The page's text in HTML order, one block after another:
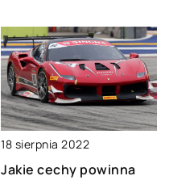
18 sierpnia 2022
Jakie cechy powinna